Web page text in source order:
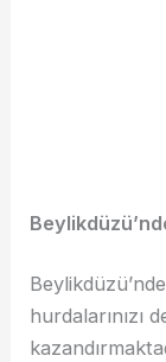
hurdalarınızı